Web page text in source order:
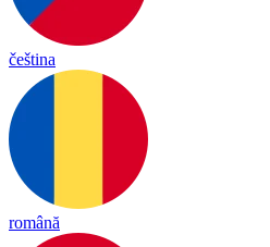
čeština
română